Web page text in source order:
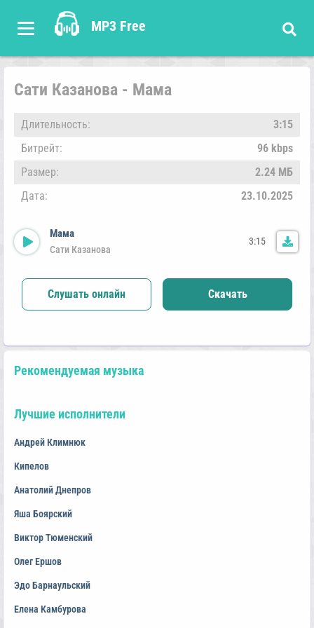
MP3 Free
Сати Казанова - Мама
Длительность:
3:15
Битрейт:
96 kbps
Размер:
2.24 МБ
Дата:
23.10.2025
Мама
Сати Казанова
3:15
Слушать онлайн Скачать
Рекомендуемая музыка
Лучшие исполнители
Андрей Климнюк
Кипелов
Анатолий Днепров
Яша Боярский
Виктор Тюменский
Олег Ершов
Эдо Барнаульский
Елена Камбурова